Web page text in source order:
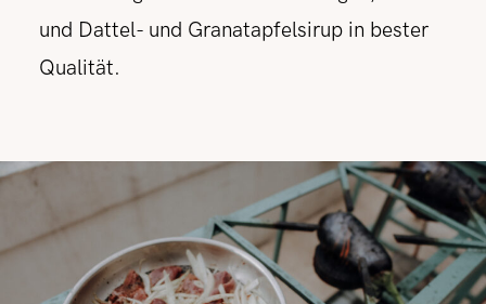
und Dattel- und Granatapfelsirup in bester
Qualität.